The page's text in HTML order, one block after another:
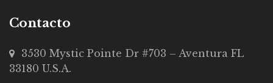
Contacto
3530 Mystic Pointe Dr #703 – Aventura FL
33180 U.S.A.